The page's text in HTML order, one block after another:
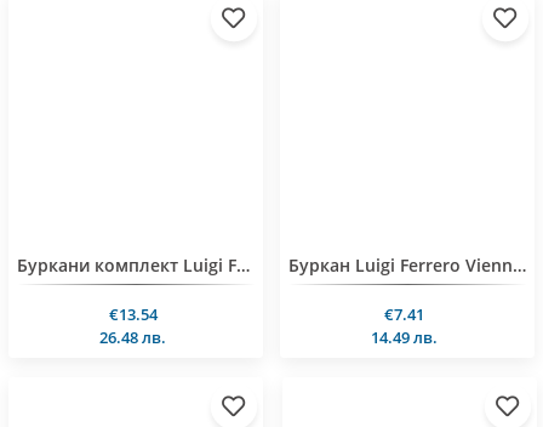
Буркани комплект Luigi Ferrero Vienna FR-4190 1.45L 2 броя
€13.54
26.48 лв.
Буркан Luigi Ferrero Vienna FR-4145 1.45L
€7.41
14.49 лв.